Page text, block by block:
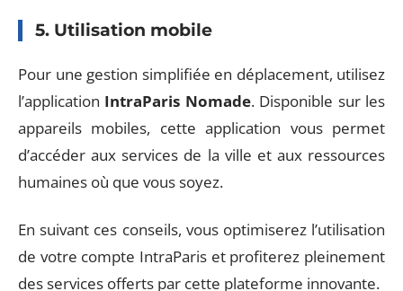
5. Utilisation mobile
Pour une gestion simplifiée en déplacement, utilisez
l’application IntraParis Nomade. Disponible sur les
appareils mobiles, cette application vous permet
d’accéder aux services de la ville et aux ressources
humaines où que vous soyez.
En suivant ces conseils, vous optimiserez l’utilisation
de votre compte IntraParis et profiterez pleinement
des services offerts par cette plateforme innovante.